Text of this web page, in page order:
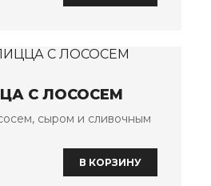
С ЛОСОСЕМ
сыром и сливочным
В КОРЗИНУ